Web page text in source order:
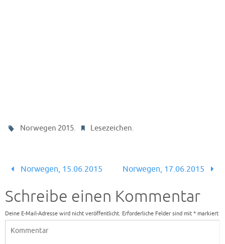
Norwegen 2015. Lesezeichen.
Norwegen, 15.06.2015 Norwegen, 17.06.2015
Schreibe einen Kommentar
Deine E-Mail-Adresse wird nicht veröffentlicht. Erforderliche Felder sind mit * markiert